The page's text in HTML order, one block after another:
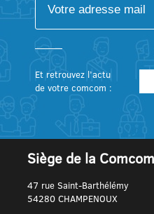
Et retrouvez l’actu
de votre comcom :
Siège de la Comcom
47 rue Saint-Barthélémy
54280 CHAMPENOUX